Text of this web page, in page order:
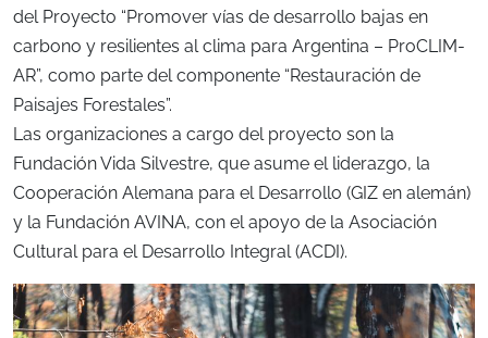
del Proyecto “Promover vías de desarrollo bajas en
carbono y resilientes al clima para Argentina – ProCLIM-
AR”, como parte del componente “Restauración de
Paisajes Forestales”.
Las organizaciones a cargo del proyecto son la
Fundación Vida Silvestre, que asume el liderazgo, la
Cooperación Alemana para el Desarrollo (GIZ en alemán)
y la Fundación AVINA, con el apoyo de la Asociación
Cultural para el Desarrollo Integral (ACDI).